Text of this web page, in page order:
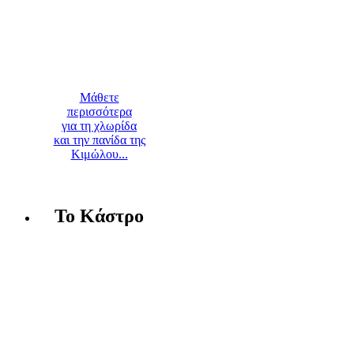
Μάθετε
περισσότερα
για τη χλωρίδα
και την πανίδα της
Κιμώλου...
Το Κάστρο